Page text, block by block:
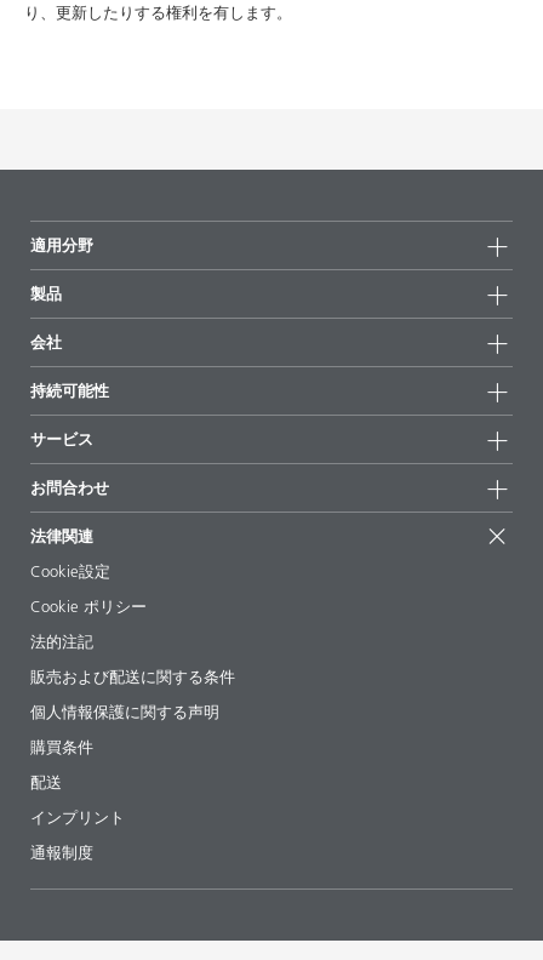
り、更新したりする権利を有します。
適用分野
製品
全製品
ハイライト
会社
ニュース
拠点と販売代理店
展示会 & イベント
経営陣
持続可能性
持続可能な製品
サクセスストーリー
EcoVadis
証明書
サービス
配合の出発点
論文記事
ebooks(電子書籍)
法令情報
添加剤ガイドアプリ
ビデオ
ダウンロード
お問合わせ
法律関連
Cookie設定
Cookie ポリシー
法的注記
販売および配送に関する条件
個人情報保護に関する声明
購買条件
配送
インプリント
通報制度